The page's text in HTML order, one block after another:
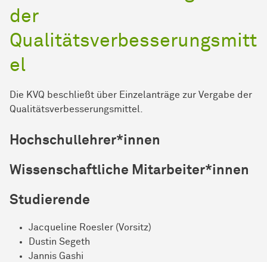
der
Qualitätsverbesserungsmitt
el
Die KVQ beschließt über Einzelanträge zur Vergabe der
Qualitätsverbesserungsmittel.
Hochschullehrer*innen
Wissenschaftliche Mitarbeiter*innen
Studierende
Jacqueline Roesler (Vorsitz)
Dustin Segeth
Jannis Gashi